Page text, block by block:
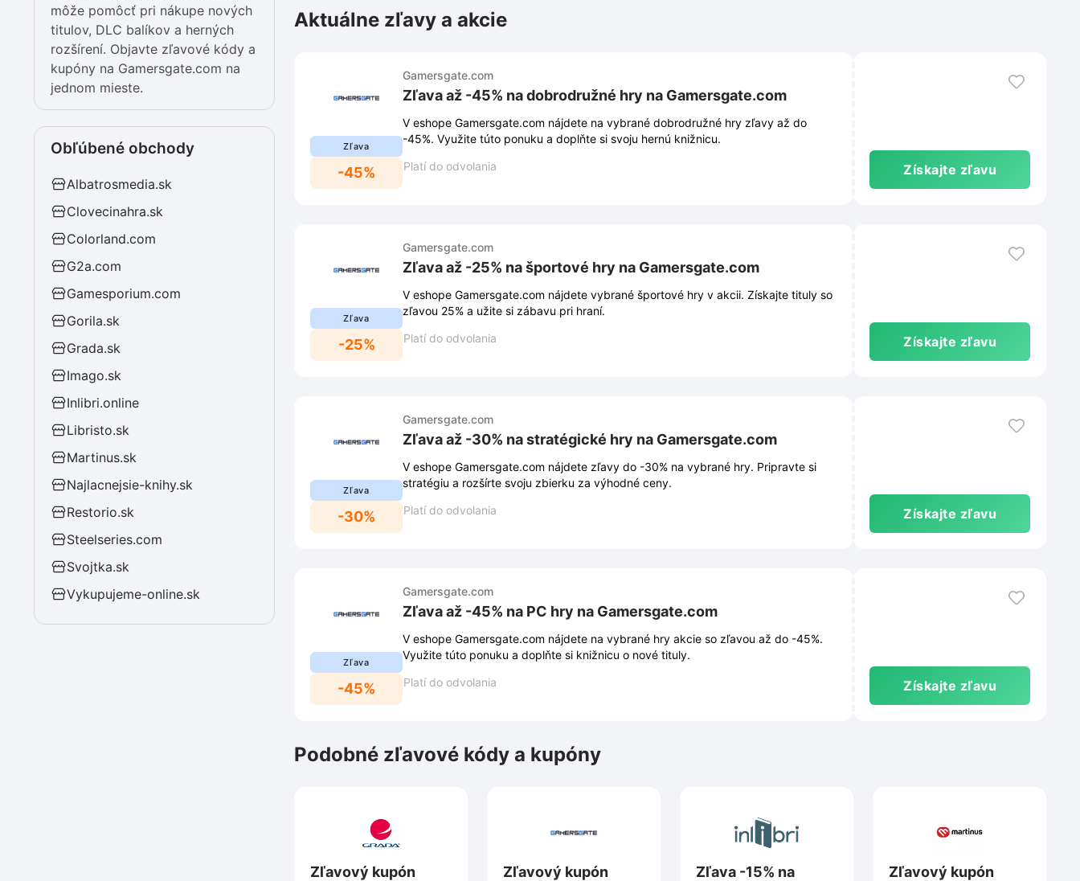
môže pomôcť pri nákupe nových
titulov, DLC balíkov a herných
rozšírení. Objavte zľavové kódy a
kupóny na Gamersgate.com na
jednom mieste.
Obľúbené obchody
Albatrosmedia.sk
Clovecinahra.sk
Colorland.com
G2a.com
Gamesporium.com
Gorila.sk
Grada.sk
Imago.sk
Inlibri.online
Libristo.sk
Martinus.sk
Najlacnejsie-knihy.sk
Restorio.sk
Steelseries.com
Svojtka.sk
Vykupujeme-online.sk
Aktuálne zľavy a akcie
Zľava
-45%
Gamersgate.com
Zľava až -45% na dobrodružné hry na Gamersgate.com
V eshope Gamersgate.com nájdete na vybrané dobrodružné hry zľavy až do
-45%. Využite túto ponuku a doplňte si svoju hernú knižnicu.
Platí do odvolania
Získajte zľavu
Zľava
-25%
Gamersgate.com
Zľava až -25% na športové hry na Gamersgate.com
V eshope Gamersgate.com nájdete vybrané športové hry v akcii. Získajte tituly so
zľavou 25% a užite si zábavu pri hraní.
Platí do odvolania
Získajte zľavu
Zľava
-30%
Gamersgate.com
Zľava až -30% na stratégické hry na Gamersgate.com
V eshope Gamersgate.com nájdete zľavy do -30% na vybrané hry. Pripravte si
stratégiu a rozšírte svoju zbierku za výhodné ceny.
Platí do odvolania
Získajte zľavu
Zľava
-45%
Gamersgate.com
Zľava až -45% na PC hry na Gamersgate.com
V eshope Gamersgate.com nájdete na vybrané hry akcie so zľavou až do -45%.
Využite túto ponuku a doplňte si knižnicu o nové tituly.
Platí do odvolania
Získajte zľavu
Podobné zľavové kódy a kupóny
Zľavový kupón
Zľavový kupón
Zľava -15% na
Zľavový kupón